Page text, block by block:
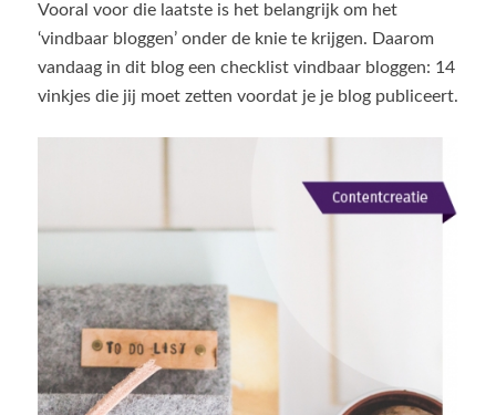
Vooral voor die laatste is het belangrijk om het
‘vindbaar bloggen’ onder de knie te krijgen. Daarom
vandaag in dit blog een checklist vindbaar bloggen: 14
vinkjes die jij moet zetten voordat je je blog publiceert.